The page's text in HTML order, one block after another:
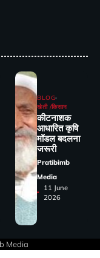
BLOG
खेती /किसान
कीटनाशक
आधारित कृषि
मॉडल बदलना
जरूरी
Pratibimb
Media
11 June
2026
Media